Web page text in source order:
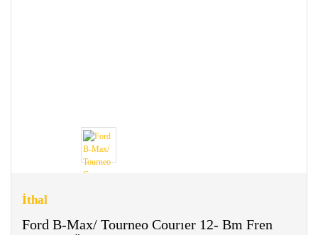
İthal
Ford B-Max/ Tourneo Courıer 12- Bm Fren